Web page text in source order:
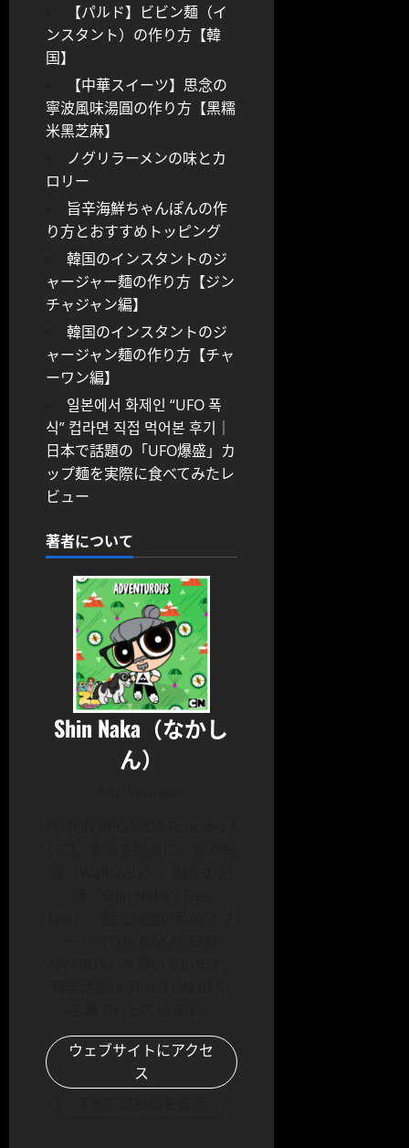
【パルド】ビビン麺（イ
ンスタント）の作り方【韓
国】
【中華スイーツ】思念の
寧波風味湯圓の作り方【黑糯
米黑芝麻】
ノグリラーメンの味とカ
ロリー
旨辛海鮮ちゃんぽんの作
り方とおすすめトッピング
韓国のインスタントのジ
ャージャー麺の作り方【ジン
チャジャン編】
韓国のインスタントのジ
ャージャン麺の作り方【チャ
ーワン編】
일본에서 화제인 “UFO 폭
식” 컵라면 직접 먹어본 후기｜
日本で話題の「UFO爆盛」カ
ップ麺を実際に食べてみたレ
ビュー
著者について
Shin Naka（なかし
ん）
ウェブサイトにアクセ
ス